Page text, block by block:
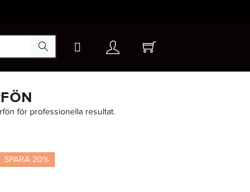
för professionella resultat.
SPARA 20%